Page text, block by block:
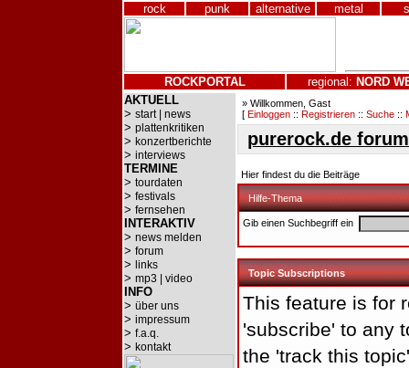
rock punk alternative metal
ROCKPORTAL regional: NORD
AKTUELL
> start | news
> plattenkritiken
> konzertberichte
> interviews
TERMINE
> tourdaten
> festivals
> fernsehen
INTERAKTIV
> news melden
> forum
> links
> mp3 | video
INFO
> über uns
> impressum
> f.a.q.
> kontakt
» Willkommen, Gast
[ Einloggen :: Registrieren :: Suche ::
purerock.de forum
Hier findest du die Beiträge
Hilfe-Thema
Gib einen Suchbegriff ein
Topic Subscriptions
This feature is for
'subscribe' to any
the 'track this